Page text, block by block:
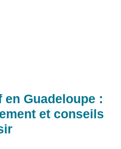
Guadeloupe :
et conseils